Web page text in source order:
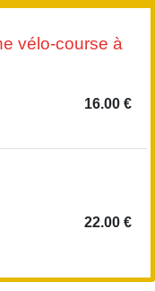
vélo-course à
16.00 €
22.00 €